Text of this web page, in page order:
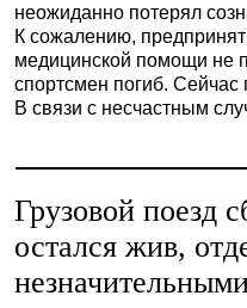
неожиданно потерял
К сожалению,
медицинской помощи не
спортсмен погиб. Сейчас
В связи с несчастным
Грузовой поезд
остался жив,